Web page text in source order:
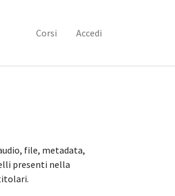
Corsi Accedi
file, metadata,
presenti nella